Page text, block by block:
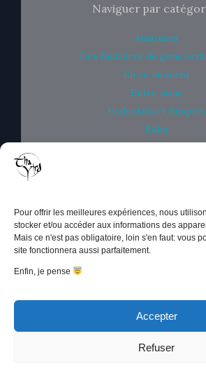
Pour offrir les meilleures expériences, nous
stocker et/ou accéder aux informations des
Mais ce n'est pas obligatoire, loin s'en faut: vous
site fonctionnera aussi parfaitement.
Enfin, je pense
Accepter
Refuser
Naviguer par
Annonces
Des histoires de gens
En ce moment
Entre nous
Hydrolats et Simples
Raku
Tha Yirdvit dans le monde coopératif
ScopCAE Mosaïque
CGV/U
À propos des Cookies